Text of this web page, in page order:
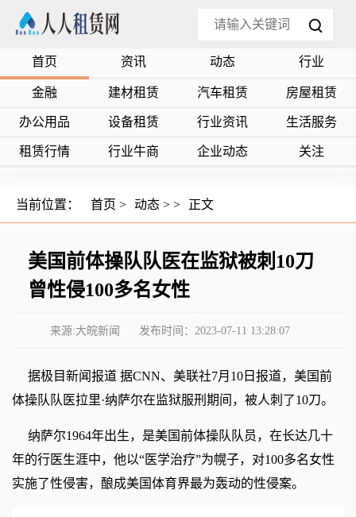
首页 资讯 动态 行业
金融 建材租赁 汽车租赁 房屋租赁
办公用品 设备租赁 行业资讯 生活服务
租赁行情 行业牛商 企业动态 关注
当前位置： 首页 > 动态 > > 正文
美国前体操队队医在监狱被刺10刀
曾性侵100多名女性
来源:大皖新闻 发布时间：2023-07-11 13:28:07
据极目新闻报道 据CNN、美联社7月10日报道，美国前
体操队队医拉里·纳萨尔在监狱服刑期间，被人刺了10刀。
纳萨尔1964年出生，是美国前体操队队员，在长达几十
年的行医生涯中，他以“医学治疗”为幌子，对100多名女性
实施了性侵害，酿成美国体育界最为轰动的性侵案。